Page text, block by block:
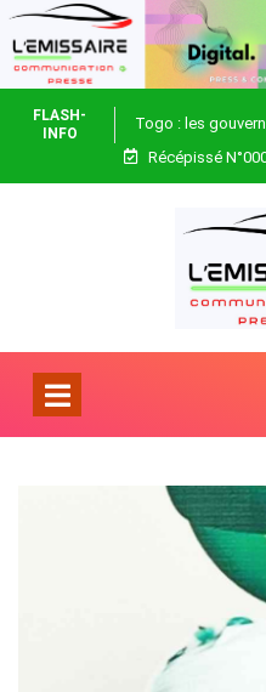
FLASH-
INFO
Togo : les
Récépissé